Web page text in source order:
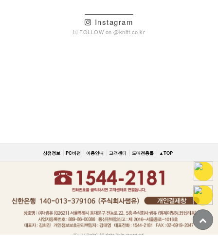
Instagram
FOLLOW on @knitt.co.kr
상점정보 PC버전 이용안내 고객센터 도매전용몰 ▲TOP
ⓒ니뜨(knitt) All right knitt reserved.